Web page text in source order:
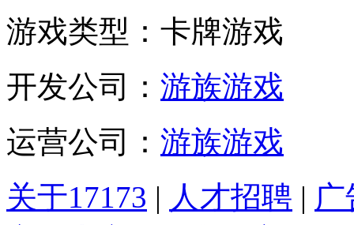
游戏类型：卡牌游戏
开发公司： 游族游戏
运营公司： 游族游戏
关于17173 | 人才招聘 |